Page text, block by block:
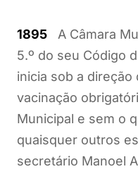
1895 A Câmara
5.º do seu Código
inicia sob a direção
vacinação
Municipal e sem o
quaisquer outros
secretário Manoel